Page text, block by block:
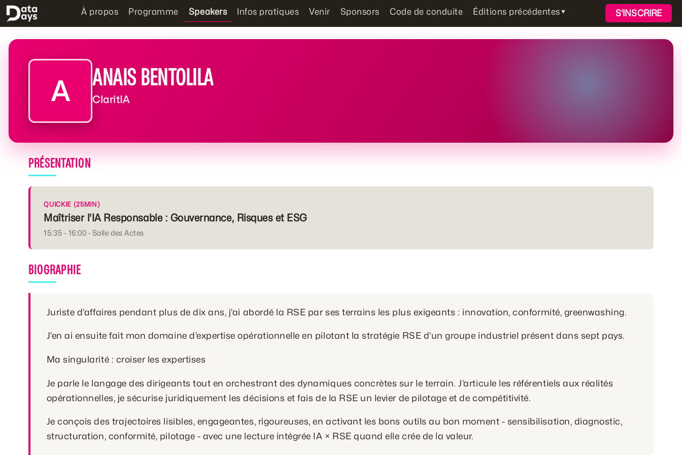
À propos Programme Speakers Infos pratiques Venir Sponsors Code de conduite Éditions précédentes ▼ S'INSCRIRE
A ANAIS BENTOLILA
ClaritIA
PRÉSENTATION
QUICKIE (25MIN)
Maîtriser l'IA Responsable : Gouvernance, Risques et ESG
15:35 - 16:00 · Salle des Actes
BIOGRAPHIE
Juriste d’affaires pendant plus de dix ans, j’ai abordé la RSE par ses terrains les plus exigeants : innovation, conformité, greenwashing.
J’en ai ensuite fait mon domaine d’expertise opérationnelle en pilotant la stratégie RSE d’un groupe industriel présent dans sept pays.
Ma singularité : croiser les expertises
Je parle le langage des dirigeants tout en orchestrant des dynamiques concrètes sur le terrain. J’articule les référentiels aux réalités
opérationnelles, je sécurise juridiquement les décisions et fais de la RSE un levier de pilotage et de compétitivité.
Je conçois des trajectoires lisibles, engageantes, rigoureuses, en activant les bons outils au bon moment - sensibilisation, diagnostic,
structuration, conformité, pilotage - avec une lecture intégrée IA × RSE quand elle crée de la valeur.